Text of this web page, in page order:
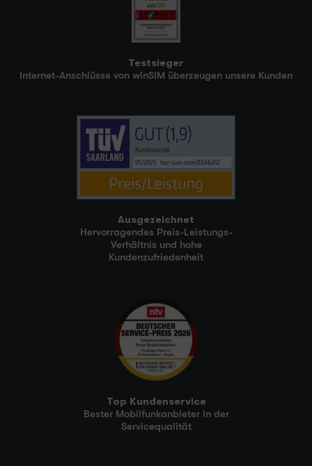
Testsieger
Internet-Anschlüsse von winSIM überzeugen unsere Kunden
Ausgezeichnet
Hervorragendes Preis-Leistungs-
Verhältnis und hohe
Kundenzufriedenheit
Top Kundenservice
Bester Mobilfunkanbieter in der
Servicequalität